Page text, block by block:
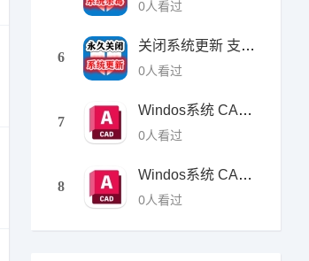
0人看过
6
关闭系统更新 支持Win10/Win11
0人看过
7
Windos系统 CAD2024
0人看过
8
Windos系统 CAD2023
0人看过